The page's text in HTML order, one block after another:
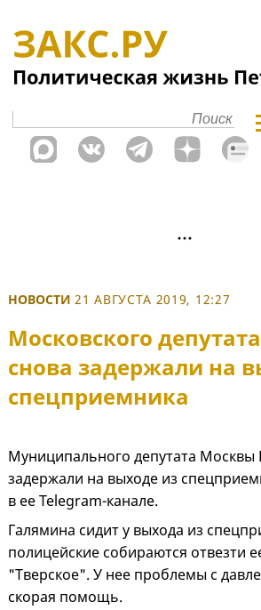
НОВОСТИ 21 АВГУСТА 2019, 12:27
Московского
снова задержали на
спецприемника
Муниципального депутата
задержали на выходе из
в ееTelegram-канале.
Галямина сидит у выхода из
полицейские собираются отвезти
"Тверское". У нее проблемы с
скорая помощь.